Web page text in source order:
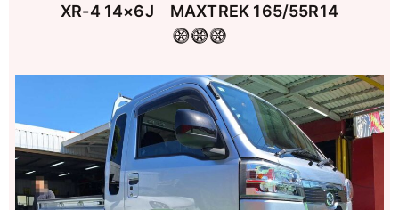
XR-4 14×6J MAXTREK 165/55R14